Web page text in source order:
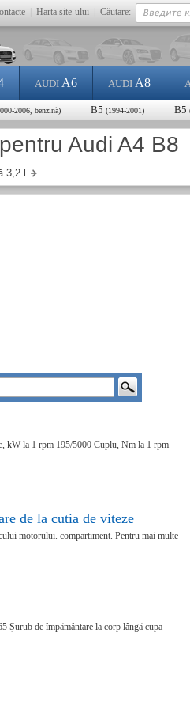
Harta site-ului Căutare:
AUDI A6 AUDI A8
2006, benzină) B5 (1994-2001) B5
Audi A4 B8
3,2 l
kW la 1 rpm 195/5000 Cuplu, Nm la 1 rpm
de la cutia de viteze
motorului. compartiment. Pentru mai multe
de împământare la corp lângă cupa